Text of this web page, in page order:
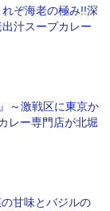
れぞ海老の極み!!深
汁スープカレー
～激戦区に東京か
レー専門店が北堀
の甘味とバジルの